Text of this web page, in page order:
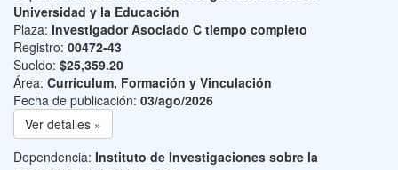
Universidad y la Educación
Plaza: Investigador Asociado C tiempo completo
Registro: 00472-43
Sueldo: $25,359.20
Área: Currículum, Formación y Vinculación
Fecha de publicación: 03/ago/2026
Ver detalles »
Dependencia: Instituto de Investigaciones sobre la